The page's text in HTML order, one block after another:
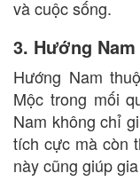
và cuộc sống.
3. Hướng Nam
Hướng Nam
Mộc trong mối
Nam không chỉ
tích cực mà còn
này cũng giúp